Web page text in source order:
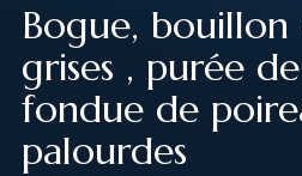
Bogue,
grises , purée
fondue de
palourdes